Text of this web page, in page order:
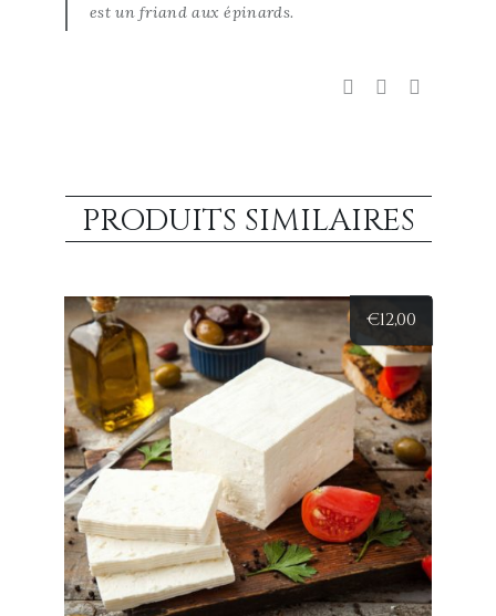
est un friand aux épinards.
PRODUITS SIMILAIRES
€12,00